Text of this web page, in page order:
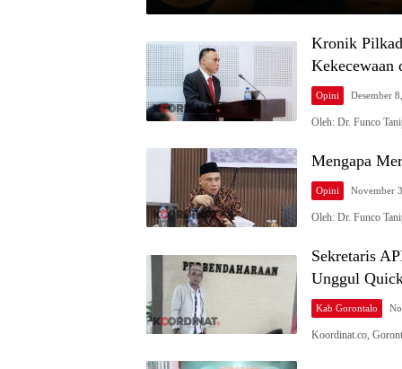
Kronik
Kekecewaan
Opini Desember
Oleh: Dr. Funco
Mengapa
Opini November
Oleh: Dr. Funco
Sekretaris
Unggul
Kab Gorontalo
Koordinat.co,